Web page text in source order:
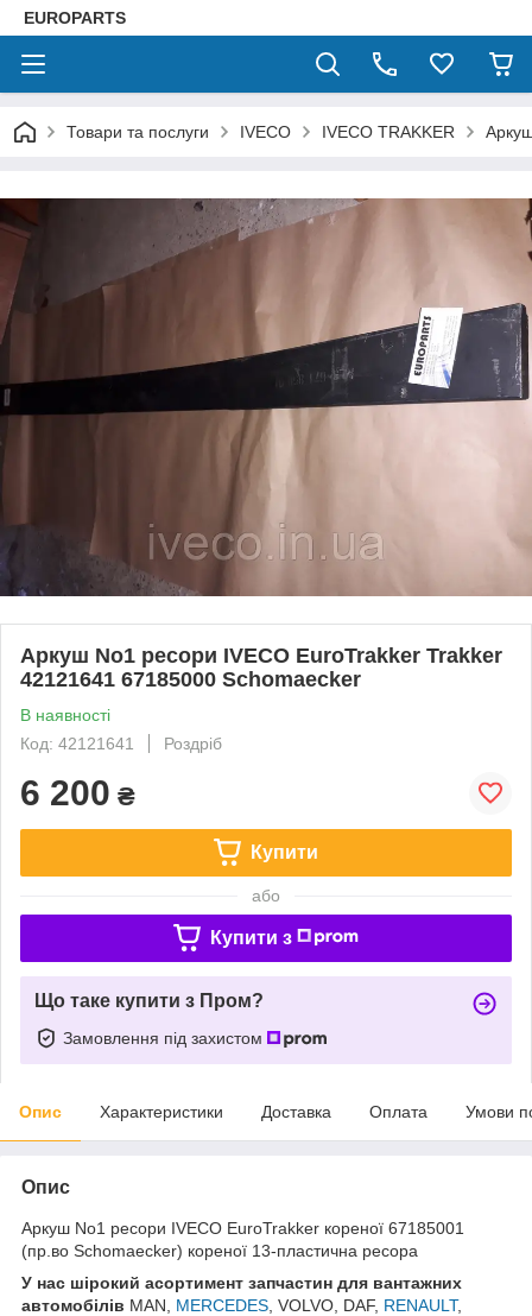
EUROPARTS
Товари та послуги IVECO IVECO TRAKKER
Аркуш No1 ресори IVECO EuroTrakker Trakker
42121641 67185000 Schomaecker
В наявності
Код: 42121641
Роздріб
6 200 ₴
Купити
або
Купити з
Що таке купити з Пром?
Замовлення під захистом
Опис Характеристики Доставка Оплата Умови
Опис
Аркуш No1 ресори IVECO EuroTrakker кореної 67185001
(пр.во Schomaecker) кореної 13-пластична ресора
У нас шірокий асортимент запчастин для вантажних
автомобілів MAN, MERCEDES , VOLVO, DAF, RENAULT,